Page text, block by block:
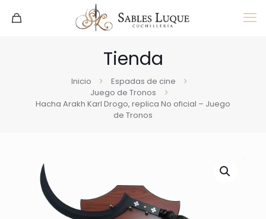
Tienda
Inicio
Espadas de cine
Juego de Tronos
Hacha Arakh Karl Drogo, replica No oficial – Juego
de Tronos